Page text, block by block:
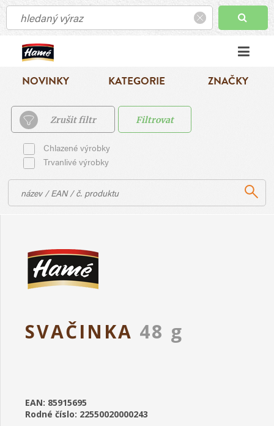
NOVINKY KATEGORIE ZNAČKY
Zrušit filtr Filtrovat
Chlazené výrobky
Trvanlivé výrobky
SVAČINKA 48 g
EAN: 85915695
Rodné číslo: 22550020000243